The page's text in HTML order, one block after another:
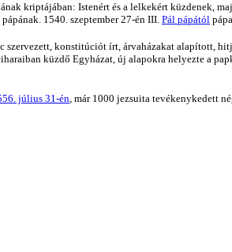
kriptájában: Istenért és a lelkekért küzdenek,
1540. szeptember 27-én III. Pál pápától
konstitúciót írt, árvaházakat alapított,
küzdő Egyházat, új alapokra helyezte a
július 31-én, már 1000 jezsuita tevékenykedett